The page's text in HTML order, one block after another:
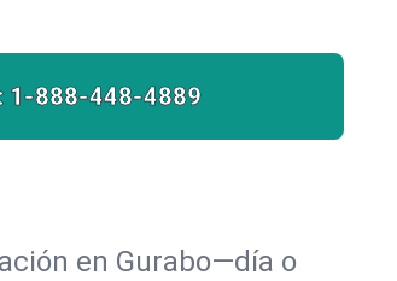
1-888-448-4889
en Gurabo—día o